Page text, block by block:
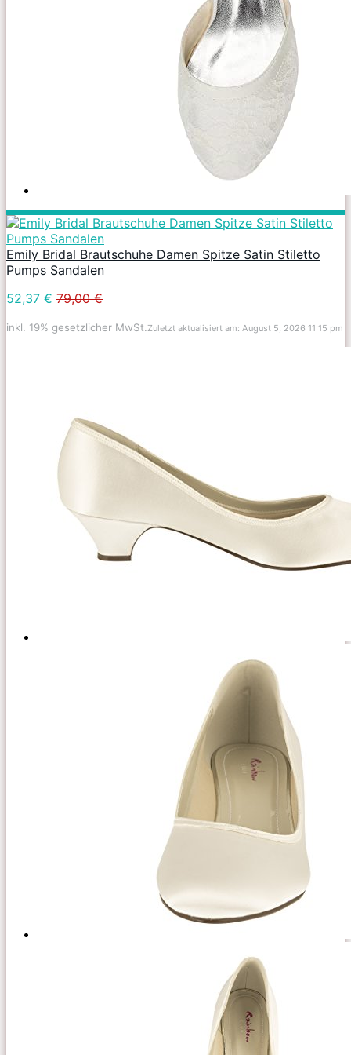
Emily Bridal Brautschuhe Damen Spitze Satin Stiletto
Pumps Sandalen
52,37 € 79,00 €
inkl. 19% gesetzlicher MwSt.Zuletzt aktualisiert am: August 5, 2026 11:15 pm